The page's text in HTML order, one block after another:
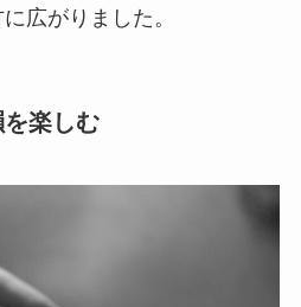
広がりました。
楽しむ